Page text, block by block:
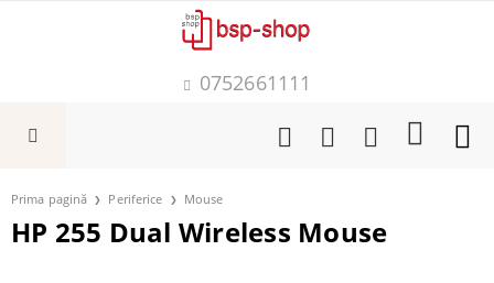
0752661111
Prima pagină Periferice Mouse
HP 255 Dual Wireless Mouse